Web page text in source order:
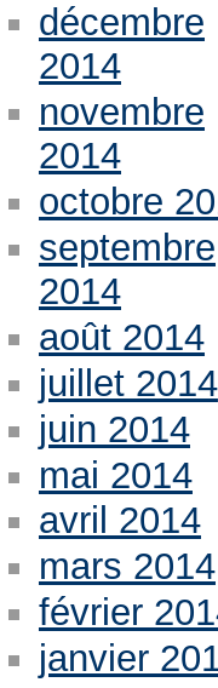
décembre
2014
novembre
2014
octobre
septembre
2014
août 2014
juillet 2014
juin 2014
mai 2014
avril 2014
mars 2014
février
janvier